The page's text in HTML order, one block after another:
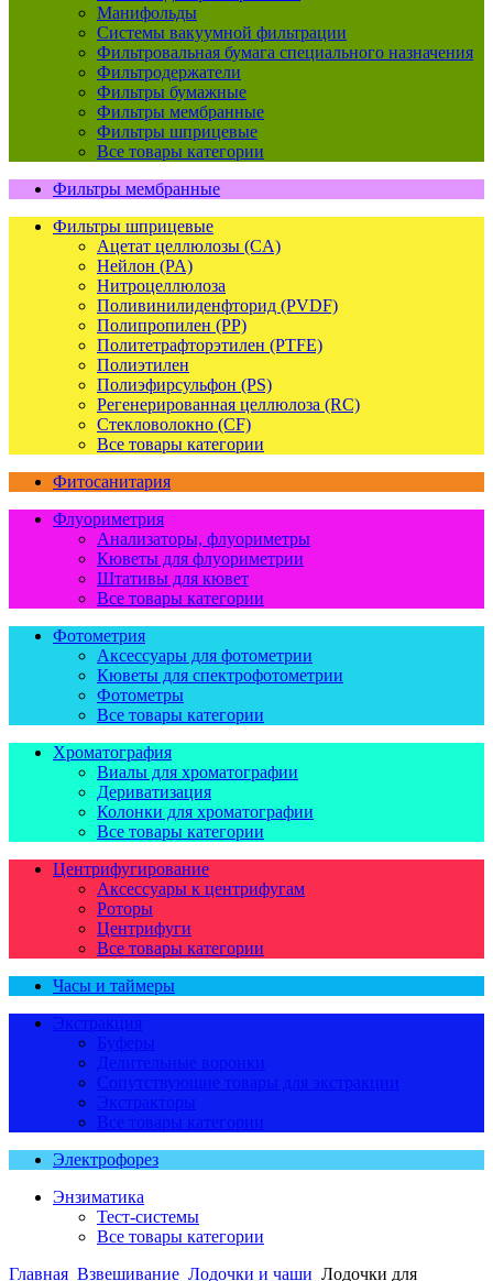
Манифольды
Системы вакуумной фильтрации
Фильтровальная бумага специального назначения
Фильтродержатели
Фильтры бумажные
Фильтры мембранные
Фильтры шприцевые
Все товары категории
Фильтры мембранные
Фильтры шприцевые
Ацетат целлюлозы (CA)
Нейлон (PA)
Нитроцеллюлоза
Поливинилиденфторид (PVDF)
Полипропилен (PP)
Политетрафторэтилен (PTFE)
Полиэтилен
Полиэфирсульфон (PS)
Регенерированная целлюлоза (RC)
Стекловолокно (CF)
Все товары категории
Фитосанитария
Флуориметрия
Анализаторы, флуориметры
Кюветы для флуориметрии
Штативы для кювет
Все товары категории
Фотометрия
Аксессуары для фотометрии
Кюветы для спектрофотометрии
Фотометры
Все товары категории
Хроматография
Виалы для хроматографии
Дериватизация
Колонки для хроматографии
Все товары категории
Центрифугирование
Аксессуары к центрифугам
Роторы
Центрифуги
Все товары категории
Часы и таймеры
Экстракция
Буферы
Делительные воронки
Сопутствующие товары для экстракции
Экстракторы
Все товары категории
Электрофорез
Энзиматика
Тест-системы
Все товары категории
Главная Взвешивание Лодочки и чаши Лодочки для